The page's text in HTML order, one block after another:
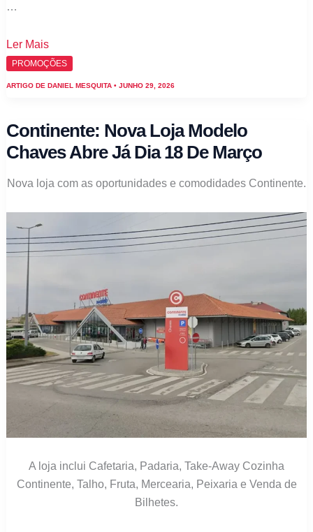
…
Promoções
Continente
2
Pague
em
Bazarão
Ler Mais
PROMOÇÕES
ARTIGO DE DANIEL MESQUITA • JUNHO 29, 2026
Continente: Nova Loja Modelo
Chaves Abre Já Dia 18 De Março
Nova loja com as oportunidades e comodidades Continente.
A loja inclui Cafetaria, Padaria, Take-Away Cozinha
Continente, Talho, Fruta, Mercearia, Peixaria e Venda de
Bilhetes.